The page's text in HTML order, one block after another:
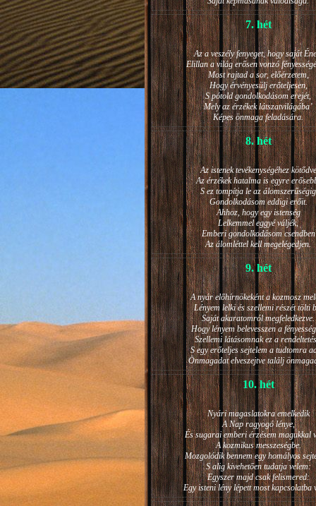
7. hét
Az a veszély fenyeget, hogy saját
Elillan a világ erősen vonzó
Most rajtad a sor, előérzetem,
Hogy érvényesülj erőteljesen,
S pótold gondolkodásom erejét,
Mely az érzékek látszatvilágába’
Képes önmaga feladására.
8. hét
Az istenek tevékenységéhez kötődve
Az érzékek hatalma is egyre
S ez tompítja le az álomszerűségig
Gondolkodásom eddigi erőit.
Ahhoz, hogy egy istenség
Lelkemmel eggyé váljék,
Emberi gondolkodásom csendben
Az álomléttel kell megelégedjen.
9. hét
A nyár előhírnökeként a kozmosz
Lényem lelki és szellemi részét tölti
Saját akaratomról megfeledkezve.
Hogy lényem belevesszen a
Szellemi látásomnak ez a
S egy erőteljes sejtelem a tudtomra
Önmagadat elveszejtve találj
10. hét
Nyári magaslatokra emelkedik
A Nap ragyogó lénye,
És sugarai emberi érzésem magukkal
A kozmikus messzeségbe.
Mozgolódik bennem egy homályos
S alig kivehetően tudatja velem:
Egyszer majd csak felismered:
Egy isteni lény lépett most kapcsolatba